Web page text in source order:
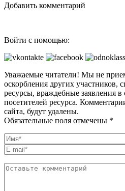
Добавить комментарий
Войти с помощью:
Уважаемые читатели! Мы не
оскорбления других участников,
ресурсы, враждебные заявления
посетителей ресурса.
сайта, будут удалены.
Обязательные поля отмечены *